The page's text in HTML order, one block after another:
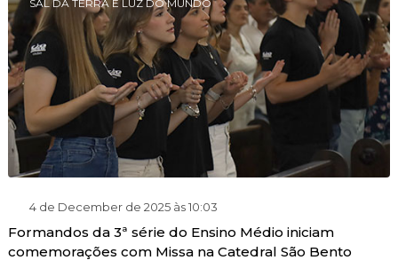
SAL DA TERRA E LUZ DO MUNDO
4 de December de 2025 às 10:03
Formandos da 3ª série do Ensino Médio iniciam
comemorações com Missa na Catedral São Bento